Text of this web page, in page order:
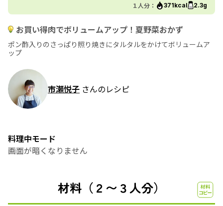
１人分： 371kcal 2.3g
お買い得肉でボリュームアップ！夏野菜おかず
ポン酢入りのさっぱり照り焼きにタルタルをかけてボリュームア
ップ
市瀬悦子 さんのレシピ
料理中モード
画面が暗くなりません
材料（２〜３人分）